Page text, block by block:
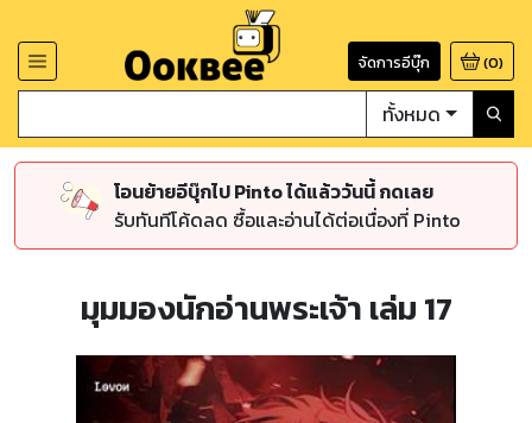
จัดการอีบุ๊ก (0)
ทั้งหมด
โอนย้ายอีบุ๊กไป Pinto ได้แล้ววันนี้ กดเลย
รับทันทีโค้ดลด ซื้อและอ่านได้ต่อเนื่องที่ Pinto
มุมมองนักอ่านพระเจ้า เล่ม 17